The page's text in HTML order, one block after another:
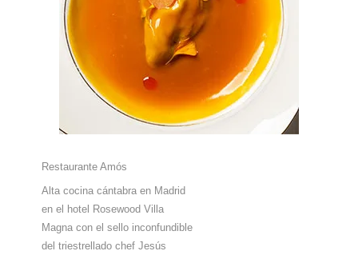
Restaurante Amós
Alta cocina cántabra en Madrid
en el hotel Rosewood Villa
Magna con el sello inconfundible
del triestrellado chef Jesús